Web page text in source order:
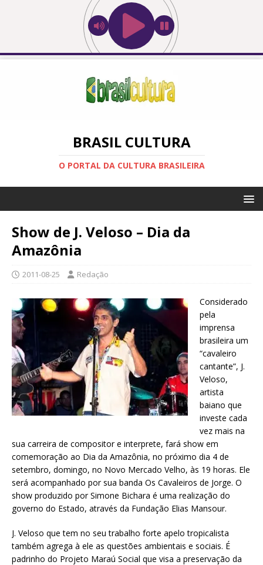
BRASIL CULTURA
O PORTAL DA CULTURA BRASILEIRA
Show de J. Veloso – Dia da
Amazônia
2011-08-25 Redação
Considerado
pela
imprensa
brasileira um
“cavaleiro
cantante”, J.
Veloso,
artista
baiano que
investe cada
vez mais na
sua carreira de compositor e interprete, fará show em
comemoração ao Dia da Amazônia, no próximo dia 4 de
setembro, domingo, no Novo Mercado Velho, às 19 horas. Ele
será acompanhado por sua banda Os Cavaleiros de Jorge. O
show produzido por Simone Bichara é uma realização do
governo do Estado, através da Fundação Elias Mansour.
J. Veloso que tem no seu trabalho forte apelo tropicalista
também agrega à ele as questões ambientais e sociais. É
padrinho do Projeto Maraú Social que visa a preservação da